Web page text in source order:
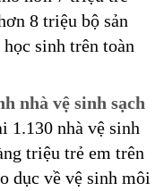
8 triệu bộ sản
sinh trên toàn
nhà vệ sinh sạch
1.130 nhà vệ sinh
triệu trẻ em trên
dục về vệ sinh môi